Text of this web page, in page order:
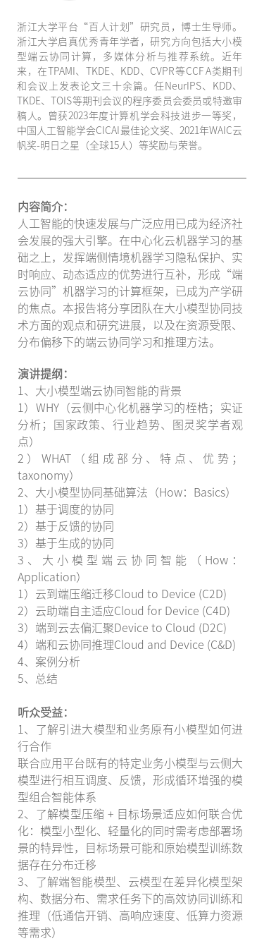
内容简介：
人工智能的快速发展与广泛应用已成为经济社
会发展的强大引擎。在中心化云机器学习的基
础之上，发挥端侧情境机器学习隐私保护、实
时响应、动态适应的优势进行互补，形成“端
云协同”机器学习的计算框架，已成为产学研
的焦点。本报告将分享团队在大小模型协同技
术方面的观点和研究进展，以及在资源受限、
分布偏移下的端云协同学习和推理方法。
演讲提纲：
1、大小模型端云协同智能的背景
1）WHY（云侧中心化机器学习的桎梏；实证
分析；国家政策、行业趋势、图灵奖学者观
点）
2）WHAT（组成部分、特点、优势；
taxonomy）
2、大小模型协同基础算法（How：Basics）
1）基于调度的协同
2）基于反馈的协同
3）基于生成的协同
3、大小模型端云协同智能（How：
Application）
1）云到端压缩迁移Cloud to Device (C2D)
2）云助端自主适应Cloud for Device (C4D)
3）端到云去偏汇聚Device to Cloud (D2C)
4）端和云协同推理Cloud and Device (C&D)
4、案例分析
5、总结
听众受益：
1、了解引进大模型和业务原有小模型如何进
行合作
联合应用平台既有的特定业务小模型与云侧大
模型进行相互调度、反馈，形成循环增强的模
型组合智能体系
2、了解模型压缩 + 目标场景适应如何联合优
化：模型小型化、轻量化的同时需考虑部署场
景的特异性，目标场景可能和原始模型训练数
据存在分布迁移
3、了解端智能模型、云模型在差异化模型架
构、数据分布、需求任务下的高效协同训练和
推理（低通信开销、高响应速度、低算力资源
等需求）
浙江大学平台“百人计划”研究员，博士生导师。
浙江大学启真优秀青年学者，研究方向包括大小模
型端云协同计算，多媒体分析与推荐系统。近年
来，在TPAMI、TKDE、KDD、CVPR等CCF A类期刊
和会议上发表论文三十余篇。任NeurIPS、KDD、
TKDE、TOIS等期刊会议的程序委员会委员或特邀审
稿人。曾获2023年度计算机学会科技进步一等奖，
中国人工智能学会CICAI最佳论文奖、2021年WAIC云
帆奖-明日之星（全球15人）等奖励与荣誉。